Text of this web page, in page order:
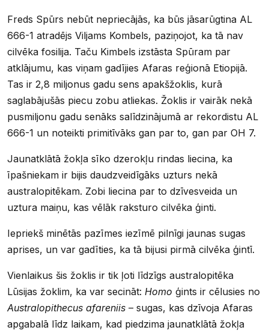
Freds Spūrs nebūt nepriecājās, ka būs jāsarūgtina AL
666-1 atradējs Viljams Kombels, paziņojot, ka tā nav
cilvēka fosilija. Taču Kimbels izstāsta Spūram par
atklājumu, kas viņam gadījies Afaras reģionā Etiopijā.
Tas ir 2,8 miljonus gadu sens apakšžoklis, kurā
saglabājušās piecu zobu atliekas. Žoklis ir vairāk nekā
pusmiljonu gadu senāks salīdzinājumā ar rekordistu AL
666-1 un noteikti primitīvāks gan par to, gan par OH 7.
Jaunatklātā žokļa sīko dzerokļu rindas liecina, ka
īpašniekam ir bijis daudzveidīgāks uzturs nekā
australopitēkam. Zobi liecina par to dzīvesveida un
uztura maiņu, kas vēlāk raksturo cilvēka ģinti.
Iepriekš minētās pazīmes iezīmē pilnīgi jaunas sugas
aprises, un var gadīties, ka tā bijusi pirmā cilvēka ģintī.
Vienlaikus šis žoklis ir tik ļoti līdzīgs australopitēka
Lūsijas žoklim, ka var secināt: Homo ģints ir cēlusies no
Australopithecus afareniis – sugas, kas dzīvoja Afaras
apgabalā līdz laikam, kad piedzima jaunatklātā žokļa